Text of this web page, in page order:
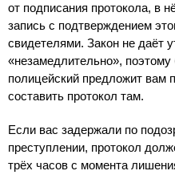
от подписания протокола, в
запись с подтверждением
свидетелями. Закон не даёт
«незамедлительно», поэтому
полицейский предложит вам
составить протокол там.
Если вас задержали по
преступлении, протокол
трёх часов с момента